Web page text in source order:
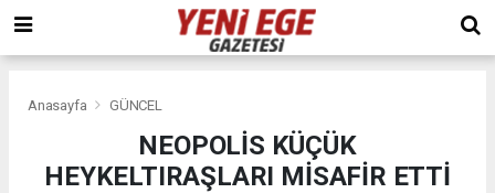
Anasayfa GÜNCEL
NEOPOLİS KÜÇÜK
HEYKELTIRAŞLARI MİSAFİR ETTİ